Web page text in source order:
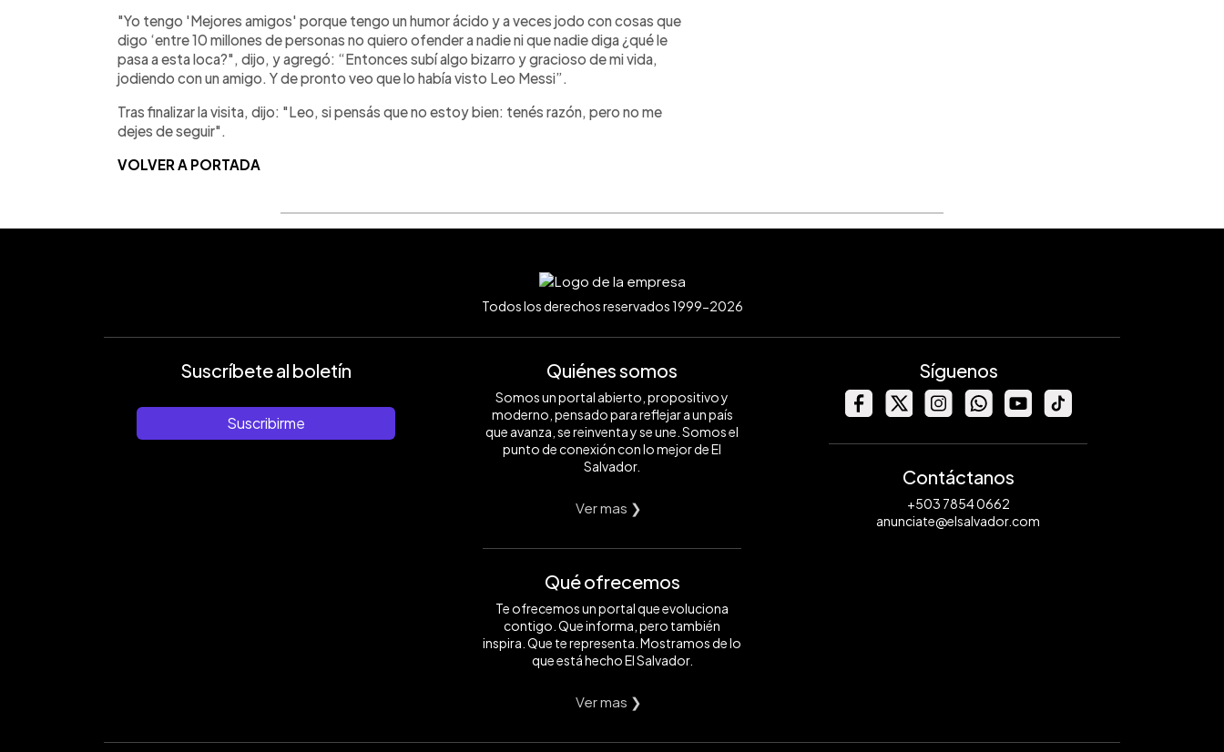
"Yo tengo 'Mejores amigos' porque tengo un humor ácido y a veces jodo con cosas que
digo ‘entre 10 millones de personas no quiero ofender a nadie ni que nadie diga ¿qué le
pasa a esta loca?", dijo, y agregó: “Entonces subí algo bizarro y gracioso de mi vida,
jodiendo con un amigo. Y de pronto veo que lo había visto Leo Messi”.
Tras finalizar la visita, dijo: "Leo, si pensás que no estoy bien: tenés razón, pero no me
dejes de seguir".
VOLVER A PORTADA
Todos los derechos reservados 1999-2026
Suscríbete al boletín
Suscribirme
Quiénes somos
Somos un portal abierto, propositivo y
moderno, pensado para reflejar a un país
que avanza, se reinventa y se une. Somos el
punto de conexión con lo mejor de El
Salvador.
Ver mas ❯
Qué ofrecemos
Te ofrecemos un portal que evoluciona
contigo. Que informa, pero también
inspira. Que te representa. Mostramos de lo
que está hecho El Salvador.
Ver mas ❯
Síguenos
Contáctanos
+503 7854 0662
anunciate@elsalvador.com